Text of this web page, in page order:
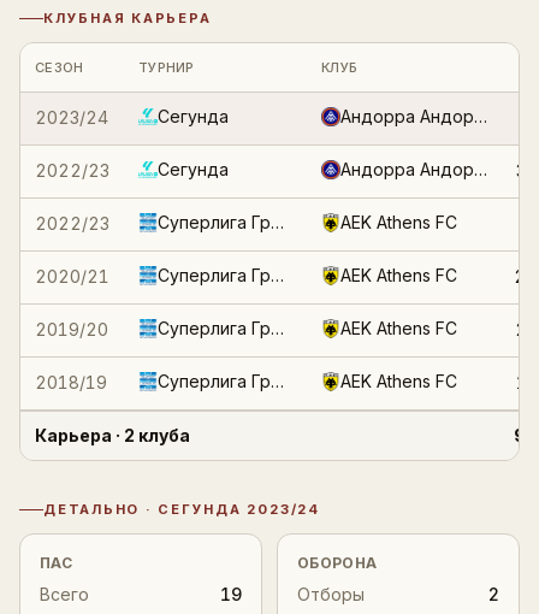
Войти Регистрация
КЛУБНАЯ КАРЬЕРА
Статистика по клубным сезонам и турнирам
СЕЗОН ТУРНИР КЛУБ
2023/24 Сегунда Андорра Андорра-ла-Велья
2022/23 Сегунда Андорра Андорра-ла-Велья 31
2022/23 Суперлига Греции AEK Athens FC
2020/21 Суперлига Греции AEK Athens FC 22
2019/20 Суперлига Греции AEK Athens FC 26
2018/19 Суперлига Греции AEK Athens FC 13
Карьера · 2 клуба 96
ДЕТАЛЬНО · СЕГУНДА 2023/24
Детальная статистика
ПАС
Всего
19
ОБОРОНА
Отборы 2